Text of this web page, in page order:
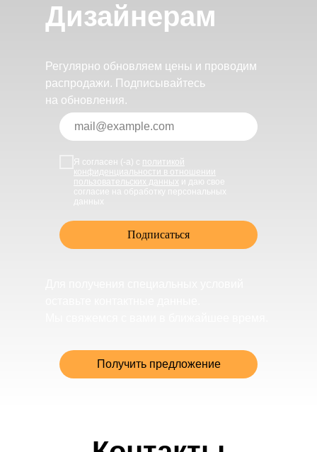
Дизайнерам
Регулярно обновляем цены и проводим
распродажи. Подписывайтесь
на обновления.
Я согласен (-а) с политикой
конфиденциальности в отношении
пользовательских данных и даю свое
согласие на обработку персональных
данных
Подписаться
Получить предложение